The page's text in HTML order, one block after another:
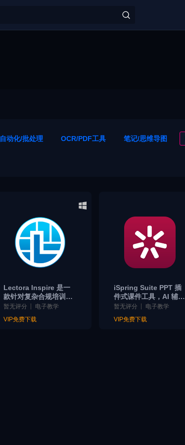
自动化/批处理 OCR/PDF工具 笔记/思维导图
Lectora Inspire 是一
款针对复杂合规培训与
高定制课件的专业工
辑与布局自由，附赠 C
暂无评分
电子教学
VIP免费下载
iSpring Suite PPT 插
件式课件工具，AI 辅助
内容生成，适合快速转
暂无评分
电子教学
VIP免费下载